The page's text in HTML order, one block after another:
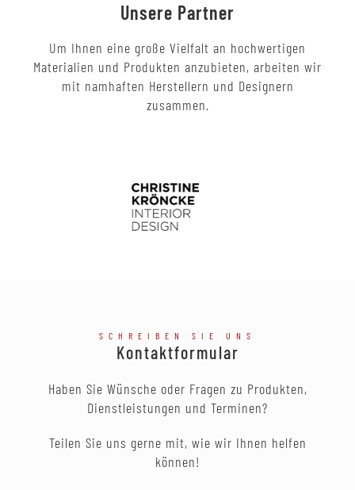
Unsere Partner
Um Ihnen eine große Vielfalt an hochwertigen
Materialien und Produkten anzubieten, arbeiten wir
mit namhaften Herstellern und Designern
zusammen.
SCHREIBEN SIE UNS
Kontaktformular
Haben Sie Wünsche oder Fragen zu Produkten,
Dienstleistungen und Terminen?
Teilen Sie uns gerne mit, wie wir Ihnen helfen
können!